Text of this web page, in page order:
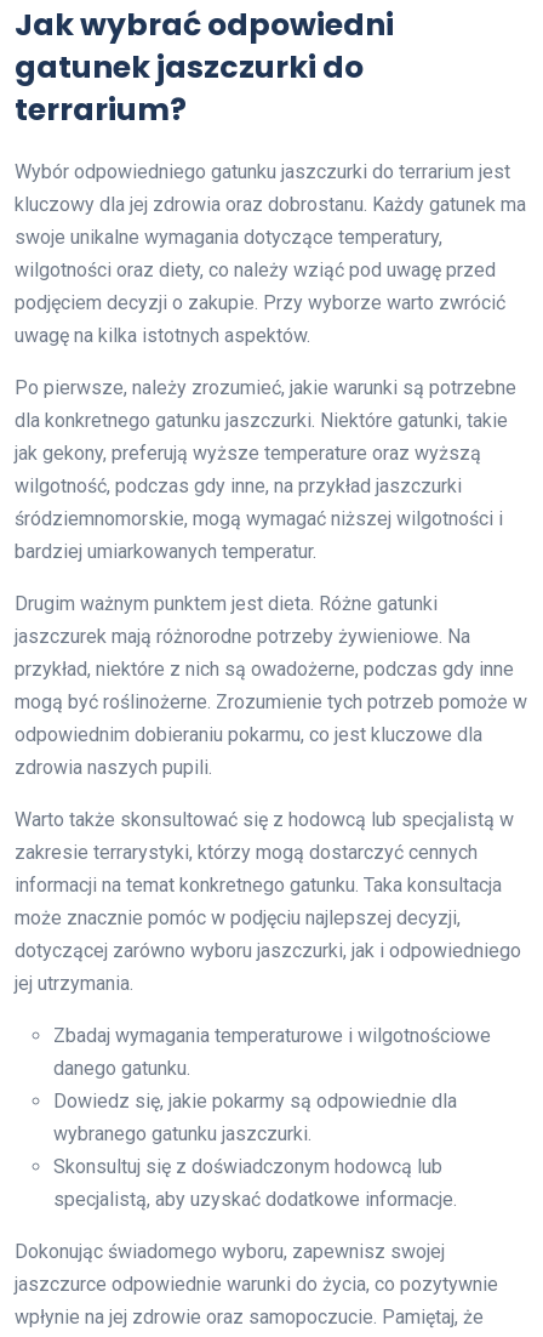
Jak wybrać odpowiedni
gatunek jaszczurki do
terrarium?
Wybór odpowiedniego gatunku jaszczurki do terrarium jest
kluczowy dla jej zdrowia oraz dobrostanu. Każdy gatunek ma
swoje unikalne wymagania dotyczące temperatury,
wilgotności oraz diety, co należy wziąć pod uwagę przed
podjęciem decyzji o zakupie. Przy wyborze warto zwrócić
uwagę na kilka istotnych aspektów.
Po pierwsze, należy zrozumieć, jakie warunki są potrzebne
dla konkretnego gatunku jaszczurki. Niektóre gatunki, takie
jak gekony, preferują wyższe temperature oraz wyższą
wilgotność, podczas gdy inne, na przykład jaszczurki
śródziemnomorskie, mogą wymagać niższej wilgotności i
bardziej umiarkowanych temperatur.
Drugim ważnym punktem jest dieta. Różne gatunki
jaszczurek mają różnorodne potrzeby żywieniowe. Na
przykład, niektóre z nich są owadożerne, podczas gdy inne
mogą być roślinożerne. Zrozumienie tych potrzeb pomoże w
odpowiednim dobieraniu pokarmu, co jest kluczowe dla
zdrowia naszych pupili.
Warto także skonsultować się z hodowcą lub specjalistą w
zakresie terrarystyki, którzy mogą dostarczyć cennych
informacji na temat konkretnego gatunku. Taka konsultacja
może znacznie pomóc w podjęciu najlepszej decyzji,
dotyczącej zarówno wyboru jaszczurki, jak i odpowiedniego
jej utrzymania.
Zbadaj wymagania temperaturowe i wilgotnościowe
danego gatunku.
Dowiedz się, jakie pokarmy są odpowiednie dla
wybranego gatunku jaszczurki.
Skonsultuj się z doświadczonym hodowcą lub
specjalistą, aby uzyskać dodatkowe informacje.
Dokonując świadomego wyboru, zapewnisz swojej
jaszczurce odpowiednie warunki do życia, co pozytywnie
wpłynie na jej zdrowie oraz samopoczucie. Pamiętaj, że